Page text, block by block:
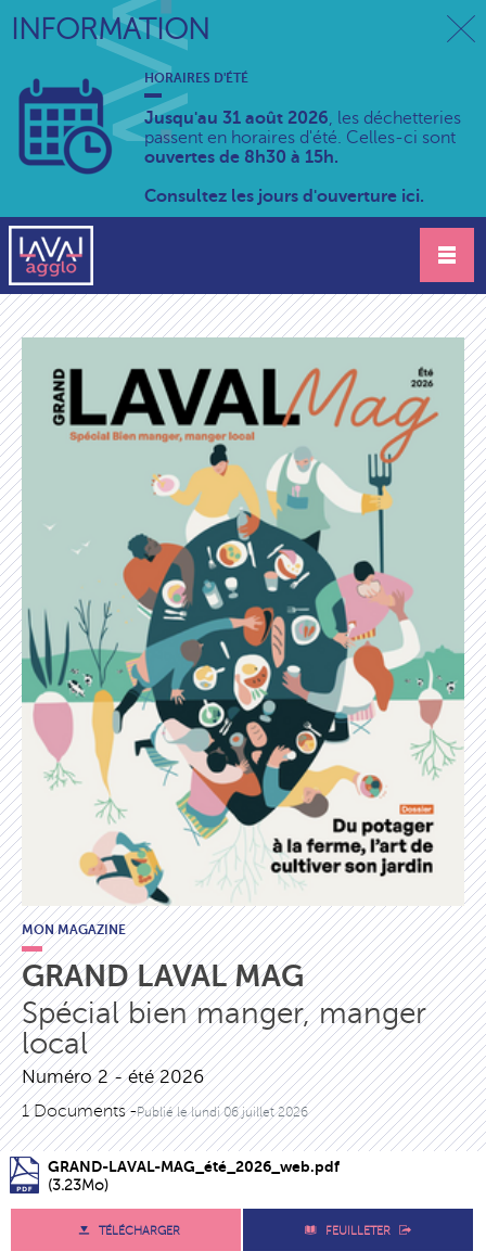
INFORMATION
HORAIRES D'ÉTÉ
Jusqu'au 31 août 2026, les déchetteries
passent en horaires d'été. Celles-ci sont
ouvertes de 8h30 à 15h.
Consultez les jours d'ouverture ici.
MON MAGAZINE
GRAND LAVAL MAG
Spécial bien manger, manger
local
Numéro 2 - été 2026
1 Documents -Publié lelundi 06 juillet 2026
GRAND-LAVAL-MAG_été_2026_web.pdf
(3.23Mo)
TÉLÉCHARGER FEUILLETER